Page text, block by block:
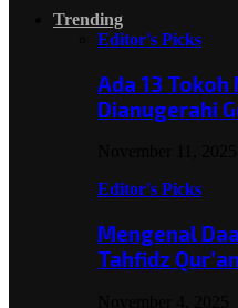
Trending
Editor's Picks
Ada 13
Dianugerahi
Editor's Picks
Mengenal
Tahfidz